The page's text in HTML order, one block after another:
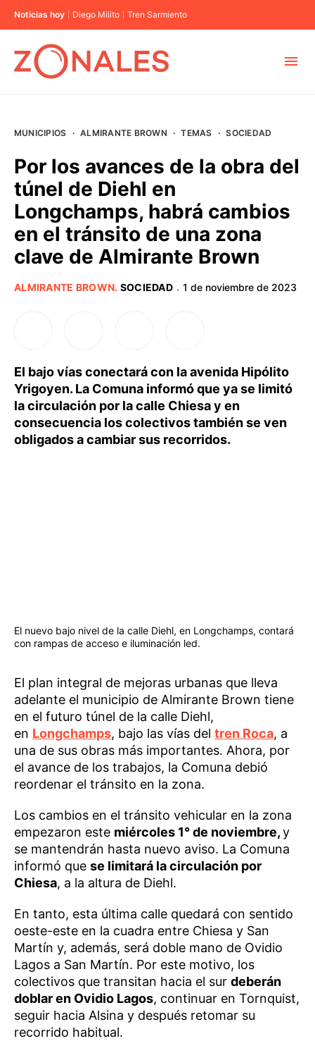
Noticias hoy Diego Milito Tren Sarmiento
BUENOS AIRES
PROVINCIAS
MUNICIPIOS · ALMIRANTE BROWN · TEMAS · SOCIEDAD
Por los avances de la obra del
túnel de Diehl en
Longchamps, habrá cambios
en el tránsito de una zona
clave de Almirante Brown
ALMIRANTE BROWN. SOCIEDAD · 1 de noviembre de 2023
El bajo vías conectará con la avenida Hipólito
Yrigoyen. La Comuna informó que ya se limitó
la circulación por la calle Chiesa y en
consecuencia los colectivos también se ven
obligados a cambiar sus recorridos.
El nuevo bajo nivel de la calle Diehl, en Longchamps, contará
con rampas de acceso e iluminación led.
El plan integral de mejoras urbanas que lleva
adelante el municipio de Almirante Brown tiene
en el futuro túnel de la calle Diehl,
en Longchamps, bajo las vías del tren Roca, a
una de sus obras más importantes. Ahora, por
el avance de los trabajos, la Comuna debió
reordenar el tránsito en la zona.
Los cambios en el tránsito vehicular en la zona
empezaron este miércoles 1° de noviembre,y
se mantendrán hasta nuevo aviso. La Comuna
informó que se limitará la circulación por
Chiesa, a la altura de Diehl.
En tanto, esta última calle quedará con sentido
oeste-este en la cuadra entre Chiesa y San
Martín y, además, será doble mano de Ovidio
Lagos a San Martín. Por este motivo, los
colectivos que transitan hacia el sur deberán
doblar en Ovidio Lagos, continuar en Tornquist,
seguir hacia Alsina y después retomar su
recorrido habitual.